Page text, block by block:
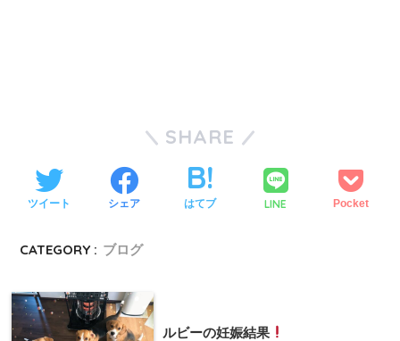
SHARE
ツイート シェア はてブ LINE Pocket
CATEGORY : ブログ
ルビーの妊娠結果